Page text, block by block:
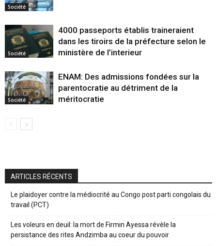
Société
Société
4000 passeports établis traineraient
dans les tiroirs de la préfecture selon le
ministère de l’interieur
Société
ENAM: Des admissions fondées sur la
parentocratie au détriment de la
méritocratie
ARTICLES RÉCENTS
Le plaidoyer contre la médiocrité au Congo post parti congolais du
travail (PCT)
Les voleurs en deuil: la mort de Firmin Ayessa révèle la
persistance des rites Andzimba au coeur du pouvoir